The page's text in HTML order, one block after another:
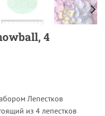
4
Лепестков
из 4 лепестков